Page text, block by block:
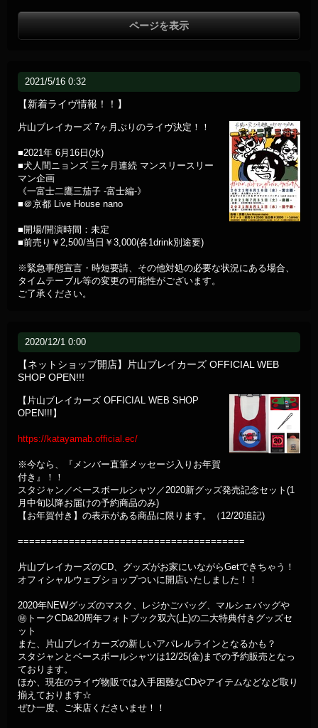
ページを表示
2021/5/16 0:32
【新着ライヴ情報！！】
片山ブレイカーズ 7ヶ月ぶりのライヴ決定！！
■2021年 6月16日(水)
■犬人間ニョンズ 三ヶ月連続 マンスリースリー
マン企画
《一富士二鷹三茄子 -富士編-》
■＠京都 Live House nano
■開場/開演時間：未定
■前売り￥2,500/当日￥3,000(各1drink別途要)
※緊急事態宣言・時短要請、その他対処の必要な状況にある場合、
タイムテーブル等の変更の可能性がございます。
ご了承ください。
2020/12/1 0:00
【ネットショップ開店】片山ブレイカーズ OFFICIAL WEB
SHOP OPEN!!!
【片山ブレイカーズ OFFICIAL WEB SHOP
OPEN!!!】
https://katayamab.official.ec/
※今なら、『メンバー直筆メッセージ入りお年賀
付き』！！
スタジャン／ベースボールシャツ／2020新グッズ発売記念セット(1
月中旬以降お届けの予約商品のみ)
【お年賀付き】の表示がある商品に限ります。（12/20追記)
========================================
片山ブレイカーズのCD、グッズがお家にいながらGetできちゃう！
オフィシャルウェブショップついに開店いたしました！！
2020年NEWグッズのマスク、レジかごバッグ、マルシェバッグや
㊙️トークCD&20周年フォトブック双六(上)の二大特典付きグッズセ
ット
また、片山ブレイカーズの新しいアパレルラインとなるかも？
スタジャンとベースボールシャツは12/25(金)までの予約販売となっ
ております。
ほか、現在のライヴ物販では入手困難なCDやアイテムなどなど取り
揃えております☆
ぜひ一度、ご来店くださいませ！！